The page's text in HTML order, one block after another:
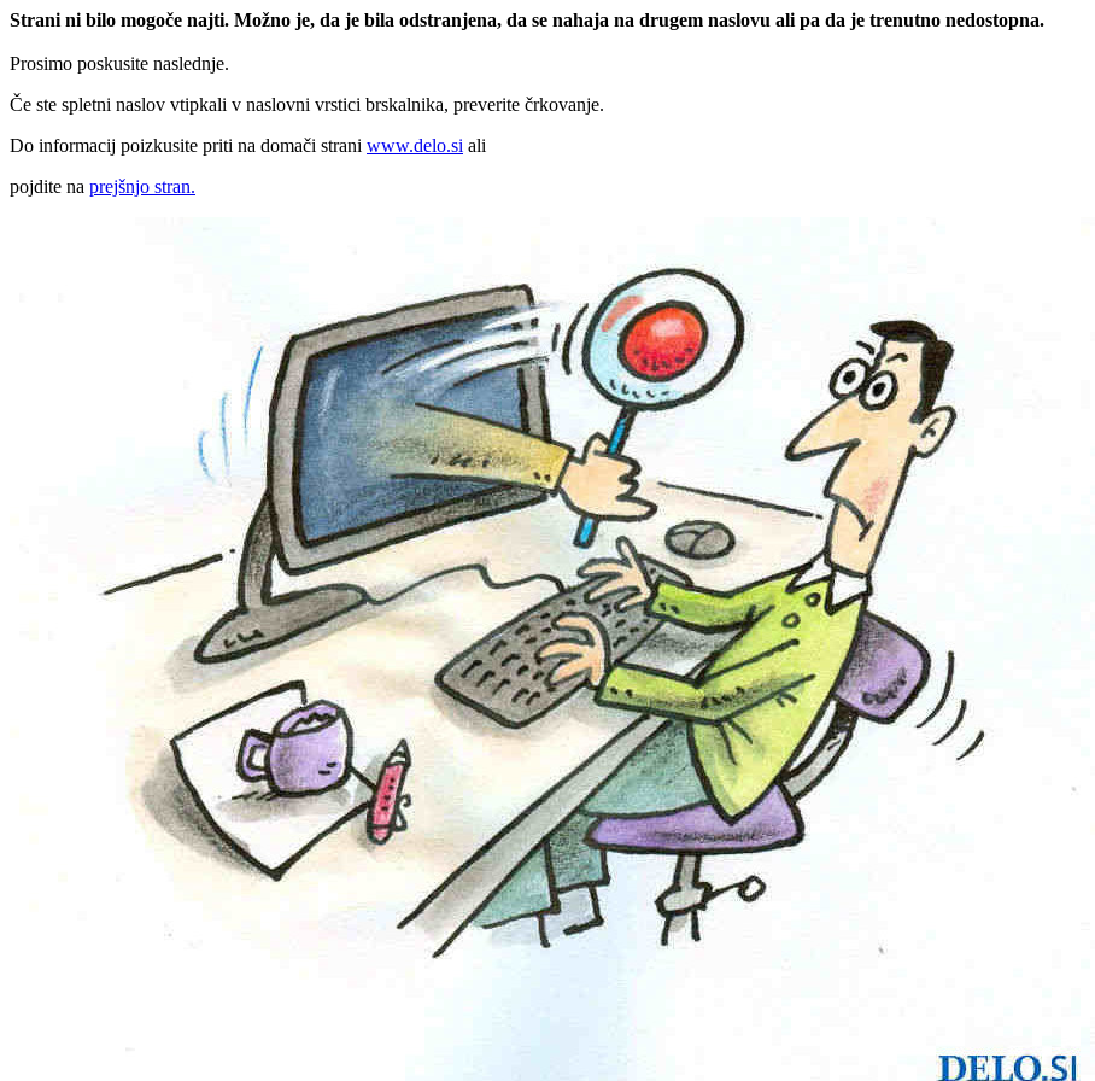
Strani ni bilo mogoče najti. Možno je, da je bila odstranjena, da se nahaja na drugem naslovu ali pa da je trenutno nedostopna.
Prosimo poskusite naslednje.
Če ste spletni naslov vtipkali v naslovni vrstici brskalnika, preverite črkovanje.
Do informacij poizkusite priti na domači strani www.delo.si ali
pojdite na prejšnjo stran.